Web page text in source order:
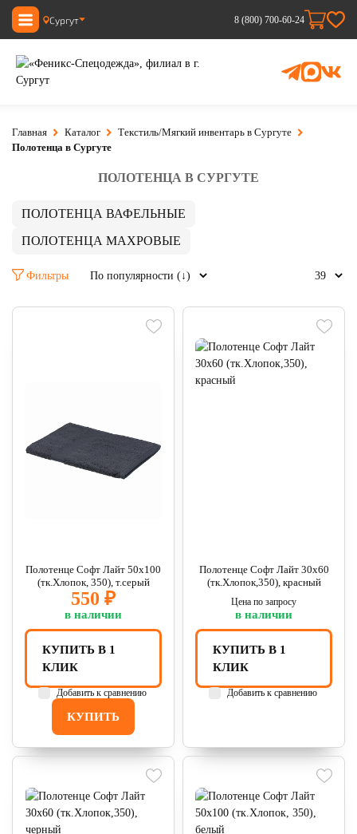
Сургут 8 (800) 700-60-24
Главная Каталог
Текстиль/Мягкий инвентарь в Сургуте
Полотенца в Сургуте
ПОЛОТЕНЦА В СУРГУТЕ
ПОЛОТЕНЦА ВАФЕЛЬНЫЕ
ПОЛОТЕНЦА МАХРОВЫЕ
Фильтры
Полотенце Софт Лайт 50х100
(тк.Хлопок, 350), т.серый
550 ₽
в наличии
КУПИТЬ
КУПИТЬ В 1
КЛИК
Добавить к сравнению
Полотенце Софт Лайт 30х60
(тк.Хлопок,350), красный
Цена по запросу
в наличии
КУПИТЬ В 1
КЛИК
Добавить к сравнению